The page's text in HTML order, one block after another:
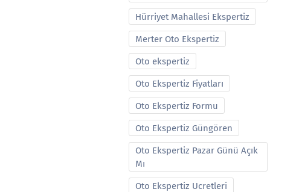
Hürriyet Mahallesi Ekspertiz
Merter Oto Ekspertiz
Oto ekspertiz
Oto Ekspertiz Fiyatları
Oto Ekspertiz Formu
Oto Ekspertiz Güngören
Oto Ekspertiz Pazar Günü Açık
Mı
Oto Ekspertiz Ucretleri